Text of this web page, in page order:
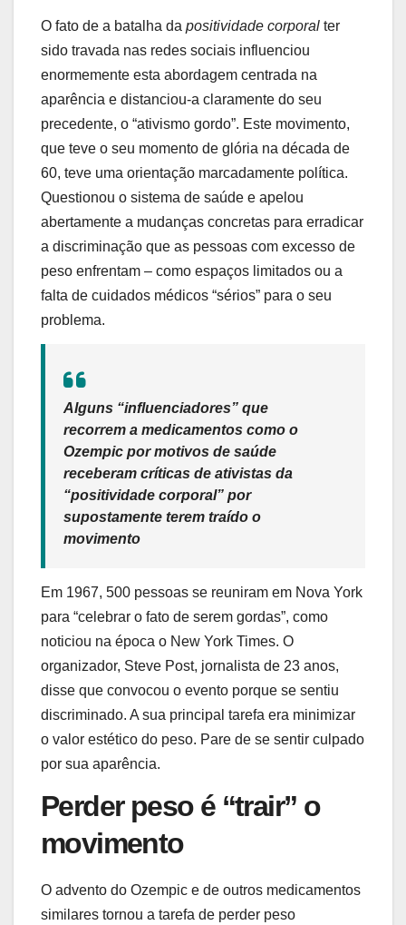
O fato de a batalha da positividade corporal ter
sido travada nas redes sociais influenciou
enormemente esta abordagem centrada na
aparência e distanciou-a claramente do seu
precedente, o “ativismo gordo”. Este movimento,
que teve o seu momento de glória na década de
60, teve uma orientação marcadamente política.
Questionou o sistema de saúde e apelou
abertamente a mudanças concretas para erradicar
a discriminação que as pessoas com excesso de
peso enfrentam – como espaços limitados ou a
falta de cuidados médicos “sérios” para o seu
problema.
Alguns “influenciadores” que
recorrem a medicamentos como o
Ozempic por motivos de saúde
receberam críticas de ativistas da
“positividade corporal” por
supostamente terem traído o
movimento
Em 1967, 500 pessoas se reuniram em Nova York
para “celebrar o fato de serem gordas”, como
noticiou na época o New York Times. O
organizador, Steve Post, jornalista de 23 anos,
disse que convocou o evento porque se sentiu
discriminado. A sua principal tarefa era minimizar
o valor estético do peso. Pare de se sentir culpado
por sua aparência.
Perder peso é “trair” o
movimento
O advento do Ozempic e de outros medicamentos
similares tornou a tarefa de perder peso